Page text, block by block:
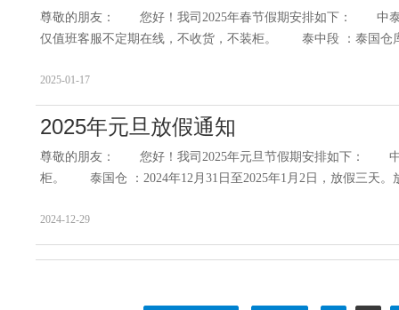
尊敬的朋友： 您好！我司2025年春节假期安排如下： 中泰段
仅值班客服不定期在线，不收货，不装柜。 泰中段 ：泰国仓
2025-01-17
2025年元旦放假通知
尊敬的朋友： 您好！我司2025年元旦节假期安排如下： 中国
柜。 泰国仓 ：2024年12月31日至2025年1月2日，放假三天。
2024-12-29